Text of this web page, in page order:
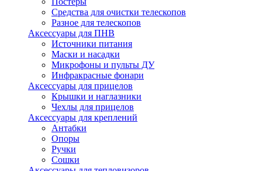
Средства для очистки телескопов
Разное для телескопов
Аксессуары для ПНВ
Источники питания
Маски и насадки
Микрофоны и пульты ДУ
Инфракрасные фонари
Аксессуары для прицелов
Крышки и наглазники
Чехлы для прицелов
Аксессуары для креплений
Антабки
Опоры
Ручки
Сошки